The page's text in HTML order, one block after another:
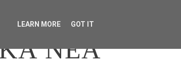
ΝΕΑ
LEARN MORE GOT IT